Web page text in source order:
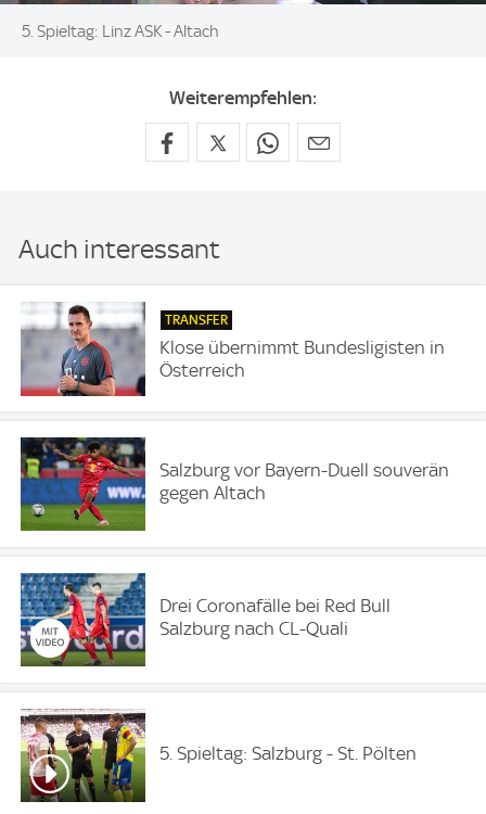
5. Spieltag: Linz ASK - Altach
Weiterempfehlen:
Auch interessant
TRANSFER
Klose übernimmt Bundesligisten in
Österreich
Salzburg vor Bayern-Duell souverän
gegen Altach
Drei Coronafälle bei Red Bull
Salzburg nach CL-Quali
5. Spieltag: Salzburg - St. Pölten